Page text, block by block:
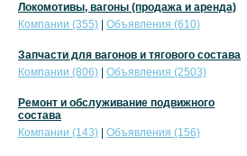
Локомотивы, вагоны (продажа и аренда)
Компании (355)
Объявления (610)
Запчасти для вагонов и тягового состава
Компании (806)
Объявления (2503)
Ремонт и обслуживание подвижного
состава
Компании (143)
Объявления (156)